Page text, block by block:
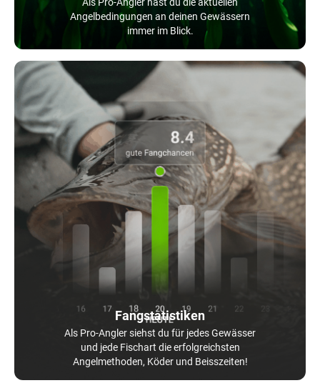
Angelbedingungen an deinen Gewässern
immer im Blick.
Fangstatistiken
Als Pro-Angler siehst du für jedes Gewässer
und jede Fischart die erfolgreichsten
Angelmethoden, Köder und Beisszeiten!